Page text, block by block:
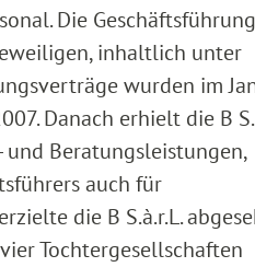
Die Geschäftsführung
inhaltlich unter
wurden im
Danach erhielt die B
Beratungsleistungen,
auch für
die B S.à.r.L.
Tochtergesellschaften